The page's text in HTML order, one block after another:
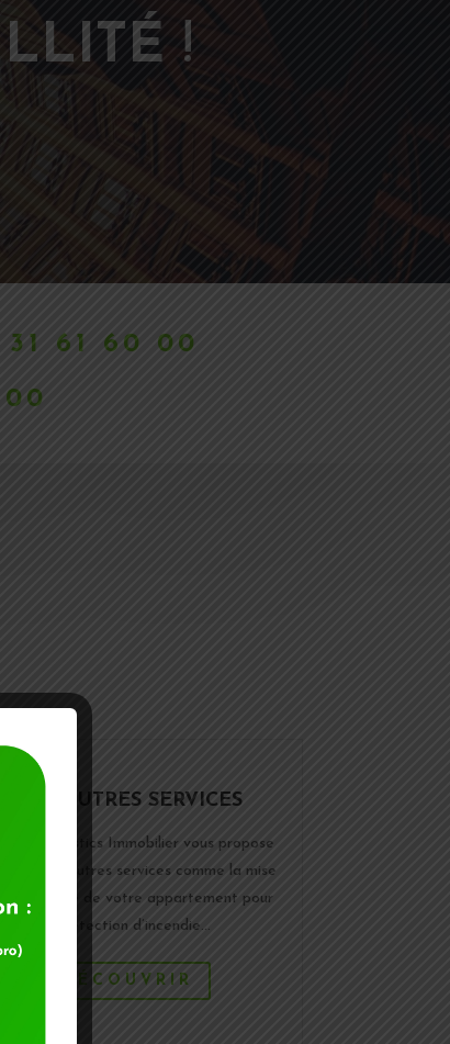
!
31 61 60 00
NOS AUTRES SERVICES
Diagnostics Immobilier vous propose
d’autres services comme la mise
conformité de votre appartement pour
la détection d’incendie…
DÉCOUVRIR